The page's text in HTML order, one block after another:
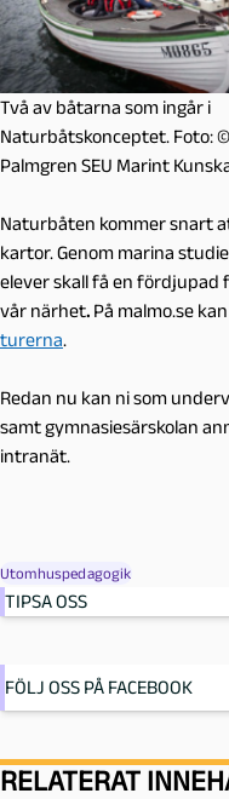
Två av båtarna som ingår i
Naturbåtskonceptet. Foto:
Palmgren SEU Marint
Naturbåten kommer snart
kartor. Genom marina
elever skall få en fördjupad
vår närhet. På malmo.se
turerna.
Redan nu kan ni som
samt gymnasiesärskolan
intranät.
Utomhuspedagogik
TIPSA OSS
FÖLJ OSS PÅ FACEBOOK
RELATERAT